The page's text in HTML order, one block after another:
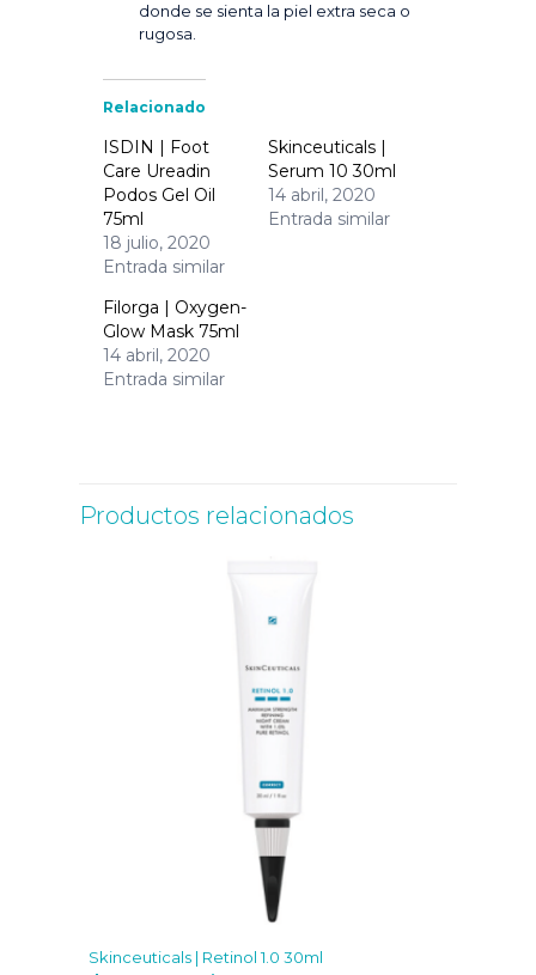
donde se sienta la piel extra seca o
rugosa.
Relacionado
ISDIN | Foot
Care Ureadin
Podos Gel Oil
75ml
18 julio, 2020
Entrada similar
Skinceuticals |
Serum 10 30ml
14 abril, 2020
Entrada similar
Filorga | Oxygen-
Glow Mask 75ml
14 abril, 2020
Entrada similar
Productos relacionados
Skinceuticals | Retinol 1.0 30ml